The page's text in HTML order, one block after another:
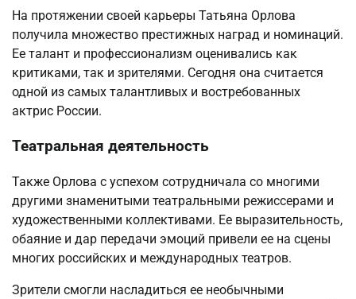
На протяжении своей карьеры Татьяна Орлова
получила множество престижных наград и номинаций.
Ее талант и профессионализм оценивались как
критиками, так и зрителями. Сегодня она считается
одной из самых талантливых и востребованных
актрис России.
Театральная деятельность
Также Орлова с успехом сотрудничала со многими
другими знаменитыми театральными режиссерами и
художественными коллективами. Ее выразительность,
обаяние и дар передачи эмоций привели ее на сцены
многих российских и международных театров.
Зрители смогли насладиться ее необычными